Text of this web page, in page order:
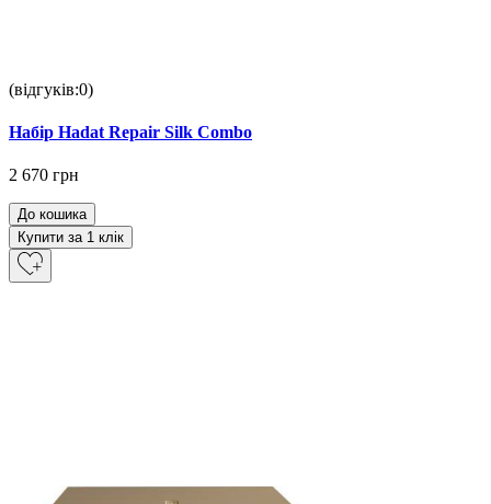
(відгуків:0)
Набір Hadat Repair Silk Combo
2 670 грн
До кошика
Купити за 1 клiк